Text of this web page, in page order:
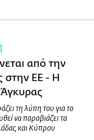
από την
στην ΕΕ - Η
τη λύπη του για το
να παραβιάζει τα
και Κύπρου